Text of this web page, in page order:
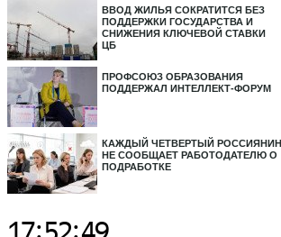
ВВОД ЖИЛЬЯ СОКРАТИТСЯ БЕЗ
ПОДДЕРЖКИ ГОСУДАРСТВА И
СНИЖЕНИЯ КЛЮЧЕВОЙ СТАВКИ
ЦБ
ПРОФСОЮЗ ОБРАЗОВАНИЯ
ПОДДЕРЖАЛ ИНТЕЛЛЕКТ-ФОРУМ
КАЖДЫЙ ЧЕТВЕРТЫЙ РОССИЯНИН
НЕ СООБЩАЕТ РАБОТОДАТЕЛЮ О
ПОДРАБОТКЕ